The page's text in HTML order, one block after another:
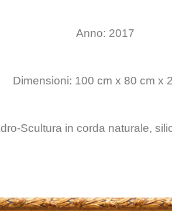
Anno: 2017
Dimensioni: 100 cm x 80 cm x
Scultura in corda naturale,